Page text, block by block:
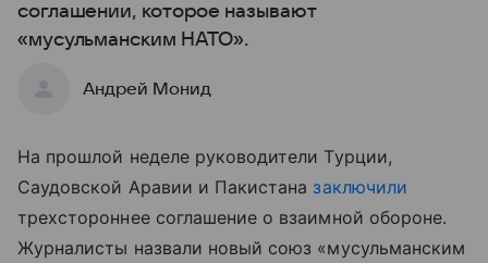
соглашении, которое называют
«мусульманским НАТО».
Андрей Монид
На прошлой неделе руководители Турции,
Саудовской Аравии и Пакистана заключили
трехстороннее соглашение о взаимной обороне.
Журналисты назвали новый союз «мусульманским